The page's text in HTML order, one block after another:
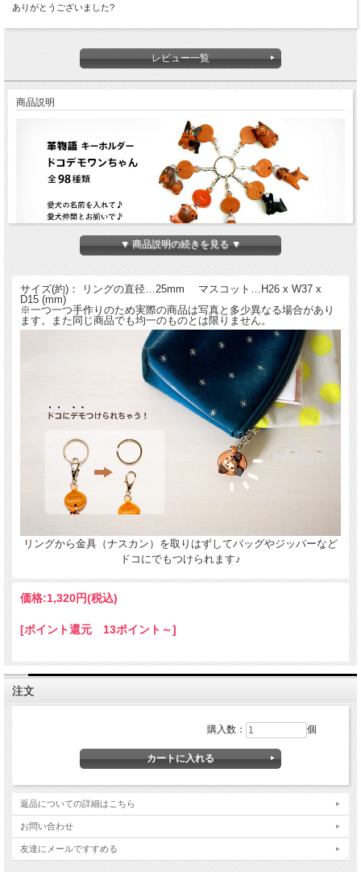
ありがとうございました?
レビュー一覧
商品説明
全98犬種！の犬のキーホルダー。大人から子供まで大人気のバンカクラフトのワン
ちゃんキーホルダーです。持てば持つほどに手になじみ革独特の味が出てきます。
名入れをしてご自分の犬、またはお友達のワンちゃんをプレゼントにどうぞ。
98犬種のレザーキーホルダー - ド
コデモワンちゃん
名入れについて
全商品無料で焼きペンで名入れいたします。
・漢字不可、ひらがな・カタカナ・英数字で6文字まで
・メガネ小物スタンドのみ15文字まで
・ご注文後の名入れの追加・変更、また返品は不可
詳しくはこちらから
分は少し凹凸ができます。あなただけの革小物に。
ギフトラッピングについて
全商品無料で簡易ラッピングの上お送りしております。
大切な贈り物の場合は革のチャームやリボンが付いた有料のラッピングも承ってお
※ 写真は一例です。ラッピング材等は予告なく変更となる場合があります。
＊詳しくはこちらから
キーホルダーなど小さい品物はギフト袋にお入れして本革製のチャームをお付けし
▼ 商品説明の続きを見る ▼
サイズ(約)： リングの直径…25mm マスコット…H26 x W37 x
D15 (mm)
※一つ一つ手作りのため実際の商品は写真と多少異なる場合があり
ます。また同じ商品でも均一のものとは限りません。
リングから金具（ナスカン）を取りはずしてバッグやジッパーなど
ドコにでもつけられます♪
価格:1,320円(税込)
[ポイント還元 13ポイント～]
注文
購入数： 個
返品についての詳細はこちら
お問い合わせ
友達にメールですすめる